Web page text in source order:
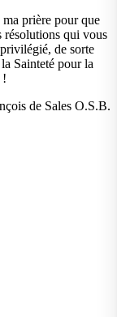
prière pour que
résolutions qui vous
de sorte
Sainteté pour la
!
de Sales O.S.B.